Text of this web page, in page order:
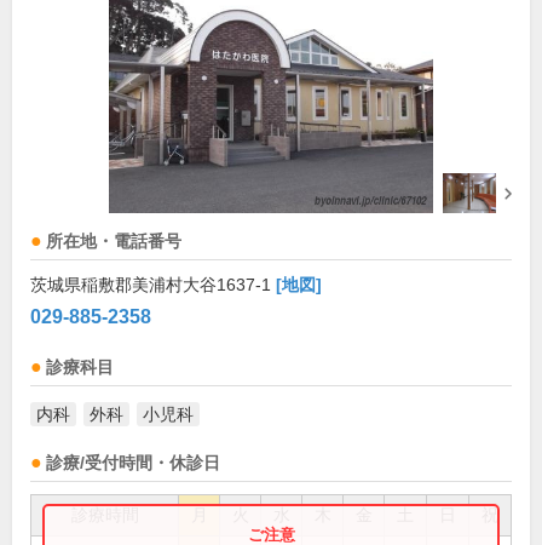
所在地・電話番号
茨城県稲敷郡美浦村大谷1637-1 [地図]
029-885-2358
診療科目
内科 外科 小児科
診療/受付時間・休診日
祝